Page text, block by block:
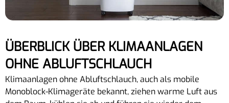
ÜBERBLICK ÜBER KLIMAANLAGEN
OHNE ABLUFTSCHLAUCH
Klimaanlagen ohne Abluftschlauch, auch als mobile
Monoblock-Klimageräte bekannt, ziehen warme Luft aus